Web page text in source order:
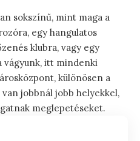
sokszínű, mint maga a
egy hangulatos
klubra, vagy egy
itt mindenki
különösen a
jobbnál jobb helyekkel,
meglepetéseket.